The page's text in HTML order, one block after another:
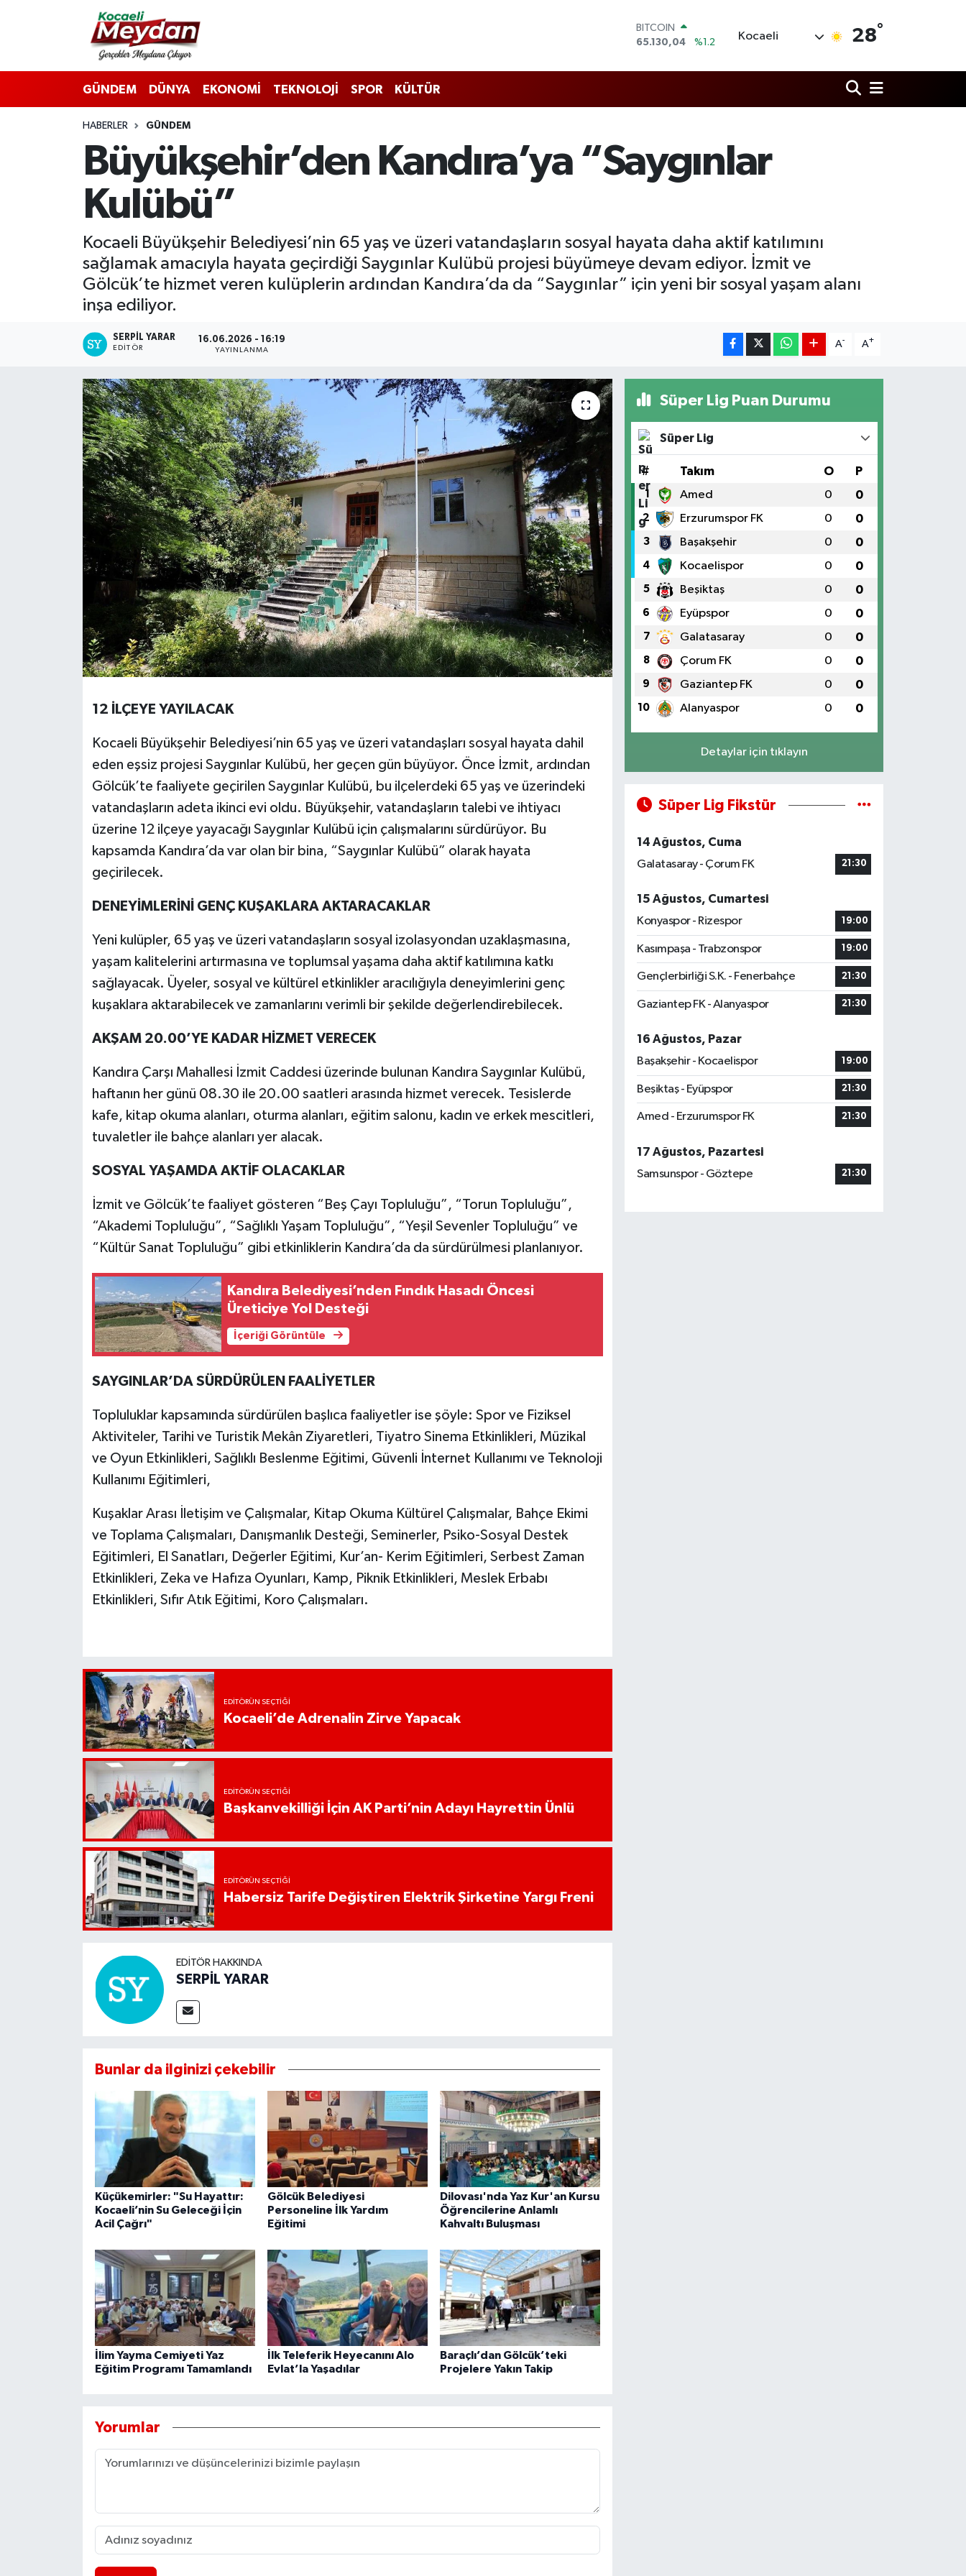
DOLAR
47,7106
%0.17
55,1652
%0.27
13.773
%-19
Kocaeli 28°
GÜNDEM DÜNYA EKONOMİ TEKNOLOJİ SPOR KÜLTÜR
HABERLER GÜNDEM
Büyükşehir’den Kandıra’ya “Saygınlar
Kulübü”
Kocaeli Büyükşehir Belediyesi’nin 65 yaş ve üzeri vatandaşların sosyal hayata daha aktif katılımını
sağlamak amacıyla hayata geçirdiği Saygınlar Kulübü projesi büyümeye devam ediyor. İzmit ve
Gölcük’te hizmet veren kulüplerin ardından Kandıra’da da “Saygınlar” için yeni bir sosyal yaşam alanı
inşa ediliyor.
SERPİL YARAR
EDITÖR
16.06.2026 - 16:19
YAYINLANMA
A- A+
12 İLÇEYE YAYILACAK
Kocaeli Büyükşehir Belediyesi’nin 65 yaş ve üzeri vatandaşları sosyal hayata dahil
eden eşsiz projesi Saygınlar Kulübü, her geçen gün büyüyor. Önce İzmit, ardından
Gölcük’te faaliyete geçirilen Saygınlar Kulübü, bu ilçelerdeki 65 yaş ve üzerindeki
vatandaşların adeta ikinci evi oldu. Büyükşehir, vatandaşların talebi ve ihtiyacı
üzerine 12 ilçeye yayacağı Saygınlar Kulübü için çalışmalarını sürdürüyor. Bu
kapsamda Kandıra’da var olan bir bina, “Saygınlar Kulübü” olarak hayata
geçirilecek.
DENEYİMLERİNİ GENÇ KUŞAKLARA AKTARACAKLAR
Yeni kulüpler, 65 yaş ve üzeri vatandaşların sosyal izolasyondan uzaklaşmasına,
yaşam kalitelerini artırmasına ve toplumsal yaşama daha aktif katılımına katkı
sağlayacak. Üyeler, sosyal ve kültürel etkinlikler aracılığıyla deneyimlerini genç
kuşaklara aktarabilecek ve zamanlarını verimli bir şekilde değerlendirebilecek.
AKŞAM 20.00’YE KADAR HİZMET VERECEK
Kandıra Çarşı Mahallesi İzmit Caddesi üzerinde bulunan Kandıra Saygınlar Kulübü,
haftanın her günü 08.30 ile 20.00 saatleri arasında hizmet verecek. Tesislerde
kafe, kitap okuma alanları, oturma alanları, eğitim salonu, kadın ve erkek mescitleri,
tuvaletler ile bahçe alanları yer alacak.
SOSYAL YAŞAMDA AKTİF OLACAKLAR
İzmit ve Gölcük’te faaliyet gösteren “Beş Çayı Topluluğu”, “Torun Topluluğu”,
“Akademi Topluluğu”, “Sağlıklı Yaşam Topluluğu”, “Yeşil Sevenler Topluluğu” ve
“Kültür Sanat Topluluğu” gibi etkinliklerin Kandıra’da da sürdürülmesi planlanıyor.
Kandıra Belediyesi’nden Fındık Hasadı Öncesi
Üreticiye Yol Desteği
İçeriği Görüntüle
SAYGINLAR’DA SÜRDÜRÜLEN FAALİYETLER
Topluluklar kapsamında sürdürülen başlıca faaliyetler ise şöyle: Spor ve Fiziksel
Aktiviteler, Tarihi ve Turistik Mekân Ziyaretleri, Tiyatro Sinema Etkinlikleri, Müzikal
ve Oyun Etkinlikleri, Sağlıklı Beslenme Eğitimi, Güvenli İnternet Kullanımı ve Teknoloji
Kullanımı Eğitimleri,
Kuşaklar Arası İletişim ve Çalışmalar, Kitap Okuma Kültürel Çalışmalar, Bahçe Ekimi
ve Toplama Çalışmaları, Danışmanlık Desteği, Seminerler, Psiko-Sosyal Destek
Eğitimleri, El Sanatları, Değerler Eğitimi, Kur’an- Kerim Eğitimleri, Serbest Zaman
Etkinlikleri, Zeka ve Hafıza Oyunları, Kamp, Piknik Etkinlikleri, Meslek Erbabı
Etkinlikleri, Sıfır Atık Eğitimi, Koro Çalışmaları.
EDITÖRÜN SEÇTIĞI
Kocaeli’de Adrenalin Zirve Yapacak
EDITÖRÜN SEÇTIĞI
Başkanvekilliği İçin AK Parti’nin Adayı Hayrettin Ünlü
EDITÖRÜN SEÇTIĞI
Habersiz Tarife Değiştiren Elektrik Şirketine Yargı Freni
EDITÖR HAKKINDA
SERPİL YARAR
Bunlar da ilginizi çekebilir
Küçükemirler: "Su Hayattır:
Kocaeli’nin Su Geleceği İçin
Acil Çağrı"
Gölcük Belediyesi
Personeline İlk Yardım
Eğitimi
Dilovası'nda Yaz Kur'an Kursu
Öğrencilerine Anlamlı
Kahvaltı Buluşması
İlim Yayma Cemiyeti Yaz
Eğitim Programı Tamamlandı
İlk Teleferik Heyecanını Alo
Evlat’la Yaşadılar
Baraçlı’dan Gölcük’teki
Projelere Yakın Takip
Yorumlar
Süper Lig Puan Durumu
Süper Lig
# Takım O P
1 Amed 0 0
2 Erzurumspor FK 0 0
3 Başakşehir 0 0
4 Kocaelispor 0 0
5 Beşiktaş 0 0
6 Eyüpspor 0 0
7 Galatasaray 0 0
8 Çorum FK 0 0
9 Gaziantep FK 0 0
10 Alanyaspor 0 0
Detaylar için tıklayın
Süper Lig Fikstür
14 Ağustos, Cuma
Galatasaray - Çorum FK
21:30
15 Ağustos, Cumartesi
Konyaspor - Rizespor
19:00
Kasımpaşa - Trabzonspor 19:00
Gençlerbirliği S.K. - Fenerbahçe 21:30
Gaziantep FK - Alanyaspor 21:30
16 Ağustos, Pazar
Başakşehir - Kocaelispor
19:00
Beşiktaş - Eyüpspor 21:30
Amed - Erzurumspor FK 21:30
17 Ağustos, Pazartesi
Samsunspor - Göztepe
21:30
Nöbetçi Eczaneler
Hava Durumu
Trafik Durumu
Süper Lig Puan Durumu ve Fikstür
Tüm Manşetler
Son Dakika Haberleri
Haber Arşivi